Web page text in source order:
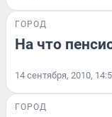
ГОРОД
На что
14 сентября, 2010,
ГОРОД